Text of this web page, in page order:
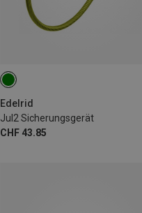
Edelrid
Jul2 Sicherungsgerät
CHF 43.85